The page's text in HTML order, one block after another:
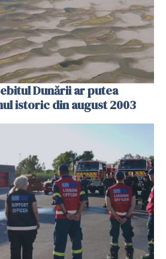
Dunării ar putea
istoric din august 2003